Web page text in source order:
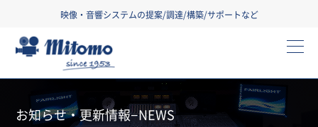
映像・音響システムの提案/調達/構築/サポートなど
お知らせ・更新情報−NEWS